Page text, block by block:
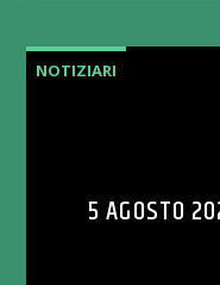
NOTIZIARI
5 AGOSTO